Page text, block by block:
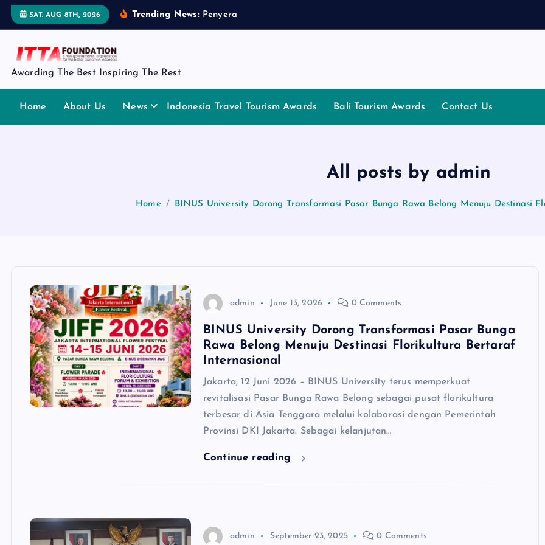
o
SAT. AUG 8TH, 2026 Trending News: Penyera
Awarding The Best Inspiring The Rest
Home About Us News Indonesia Travel Tourism Awards Bali Tourism Awards Contact Us
All posts by admin
Home BINUS University Dorong Transformasi Pasar Bunga Rawa Belong Menuju Destinasi
admin June 13, 2026 0 Comments
BINUS University Dorong Transformasi Pasar Bunga
Rawa Belong Menuju Destinasi Florikultura Bertaraf
Internasional
Jakarta, 12 Juni 2026 – BINUS University terus memperkuat
revitalisasi Pasar Bunga Rawa Belong sebagai pusat florikultura
terbesar di Asia Tenggara melalui kolaborasi dengan Pemerintah
Provinsi DKI Jakarta. Sebagai kelanjutan…
Continue reading
admin September 23, 2025 0 Comments